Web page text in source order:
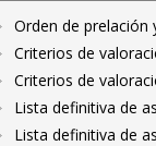
Orden de prelación
Criterios de
Criterios de
Lista definitiva de
Lista definitiva de